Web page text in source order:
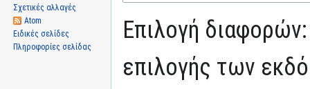
Επιλογή
επιλογής των
Σχετικές αλλαγές
Atom
Ειδικές σελίδες
Πληροφορίες σελίδας